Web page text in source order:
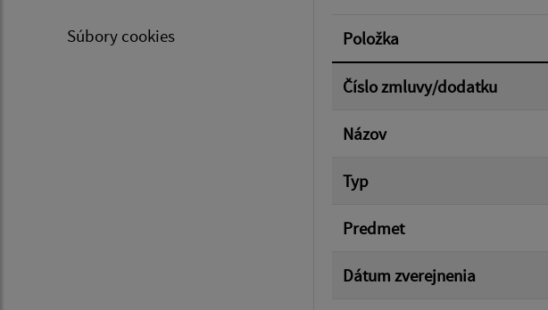
Súbory cookies Suma od:
Položka
Číslo zmluvy/dodatku
Názov
Typ
Predmet
Dátum zverejnenia